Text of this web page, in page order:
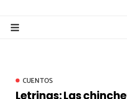
CUENTOS
Letrinas: Las